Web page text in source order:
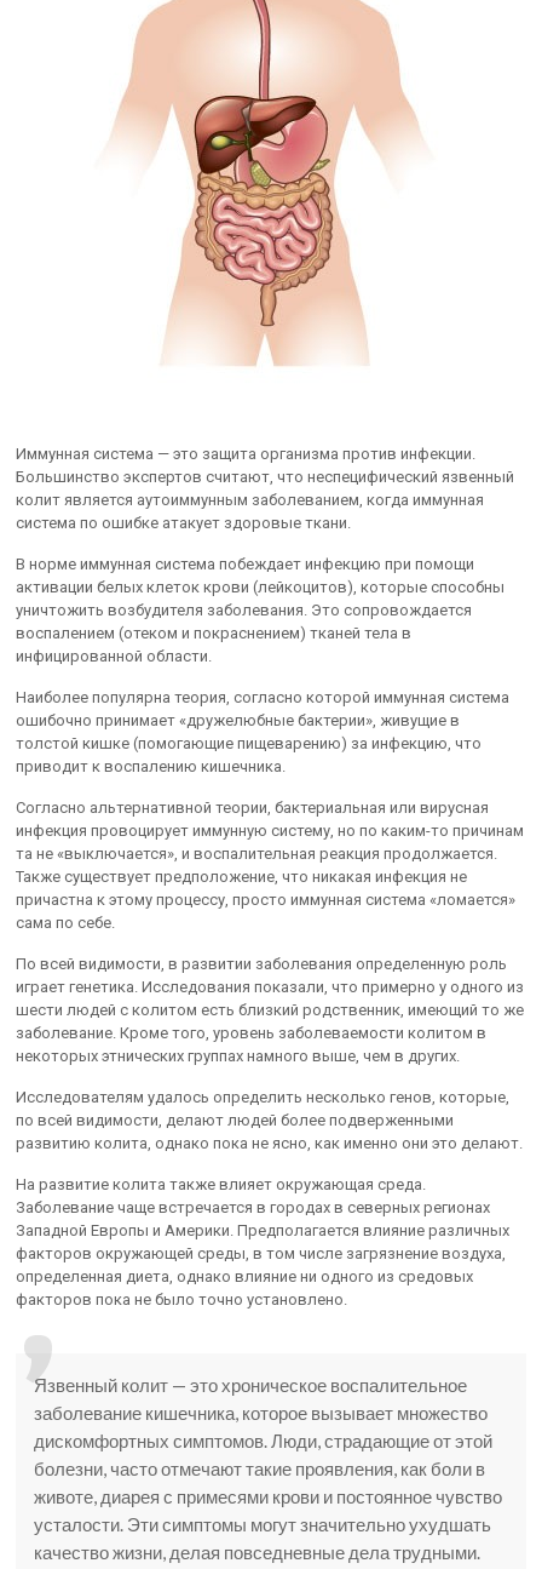
Иммунная система — это защита организма против инфекции.
Большинство экспертов считают, что неспецифический язвенный
колит является аутоиммунным заболеванием, когда иммунная
система по ошибке атакует здоровые ткани.
В норме иммунная система побеждает инфекцию при помощи
активации белых клеток крови (лейкоцитов), которые способны
уничтожить возбудителя заболевания. Это сопровождается
воспалением (отеком и покраснением) тканей тела в
инфицированной области.
Наиболее популярна теория, согласно которой иммунная система
ошибочно принимает «дружелюбные бактерии», живущие в
толстой кишке (помогающие пищеварению) за инфекцию, что
приводит к воспалению кишечника.
Согласно альтернативной теории, бактериальная или вирусная
инфекция провоцирует иммунную систему, но по каким-то причинам
та не «выключается», и воспалительная реакция продолжается.
Также существует предположение, что никакая инфекция не
причастна к этому процессу, просто иммунная система «ломается»
сама по себе.
По всей видимости, в развитии заболевания определенную роль
играет генетика. Исследования показали, что примерно у одного из
шести людей с колитом есть близкий родственник, имеющий то же
заболевание. Кроме того, уровень заболеваемости колитом в
некоторых этнических группах намного выше, чем в других.
Исследователям удалось определить несколько генов, которые,
по всей видимости, делают людей более подверженными
развитию колита, однако пока не ясно, как именно они это делают.
На развитие колита также влияет окружающая среда.
Заболевание чаще встречается в городах в северных регионах
Западной Европы и Америки. Предполагается влияние различных
факторов окружающей среды, в том числе загрязнение воздуха,
определенная диета, однако влияние ни одного из средовых
факторов пока не было точно установлено.
Язвенный колит — это хроническое воспалительное
заболевание кишечника, которое вызывает множество
дискомфортных симптомов. Люди, страдающие от этой
болезни, часто отмечают такие проявления, как боли в
животе, диарея с примесями крови и постоянное чувство
усталости. Эти симптомы могут значительно ухудшать
качество жизни, делая повседневные дела трудными.